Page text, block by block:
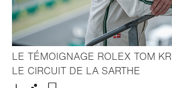
LE TÉMOIGNAGE ROLEX TOM
LE CIRCUIT DE LA SARTHE